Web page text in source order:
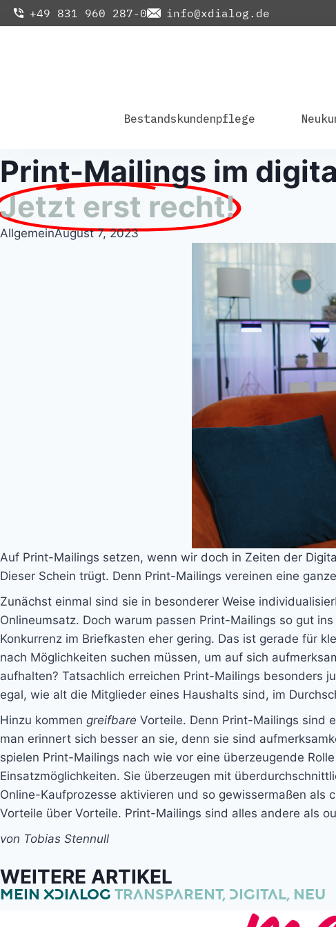
+49 831 960 287-0 info@xdialog.de
Bestandskundenpflege
Print-Mailings im
Jetzt erst recht!
AllgemeinAugust 7, 2023
Auf Print-Mailings setzen, wenn wir doch in Zeiten der
Dieser Schein trügt. Denn Print-Mailings vereinen eine
Zunächst einmal sind sie in besonderer Weise
Onlineumsatz. Doch warum passen Print-Mailings so gut
Konkurrenz im Briefkasten eher gering. Das ist gerade für
nach Möglichkeiten suchen müssen, um auf sich
aufhalten? Tatsachlich erreichen Print-Mailings besonders
egal, wie alt die Mitglieder eines Haushalts sind, im
Hinzu kommen greifbare Vorteile. Denn Print-Mailings sind
man erinnert sich besser an sie, denn sie sind
spielen Print-Mailings nach wie vor eine überzeugende
Einsatzmöglichkeiten. Sie überzeugen mit
Online-Kaufprozesse aktivieren und so gewissermaßen als
Vorteile über Vorteile. Print-Mailings sind alles andere als
von Tobias Stennull
WEITERE ARTIKEL
MEIN XDIALOGTRANSPARENT, DIGITAL, NEU